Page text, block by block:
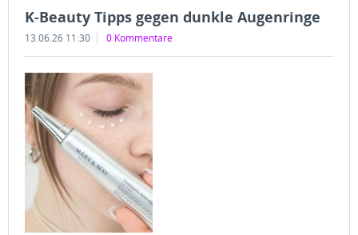
K-Beauty Tipps gegen dunkle Augenringe
13.06.26 11:30 0 Kommentare